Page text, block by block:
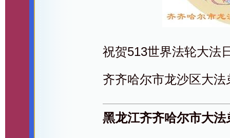
祝贺513世界法轮大法
齐齐哈尔市龙沙区大法
黑龙江齐齐哈尔市大